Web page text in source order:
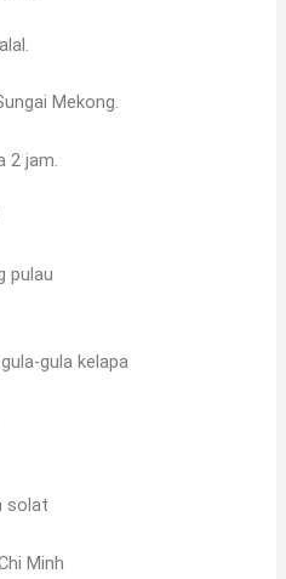
Mekong.
2 jam.
pulau
gula kelapa
solat
Minh